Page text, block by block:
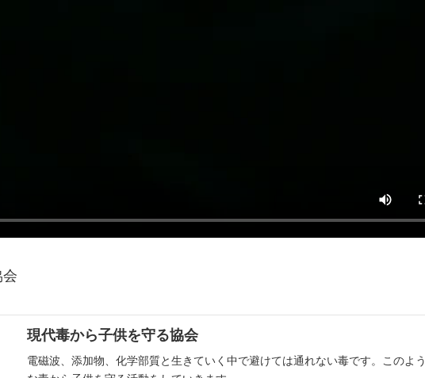
現代毒から子供を守る協会
電磁波、添加物、化学部質と生きていく中で避けては通れない毒です。このよう